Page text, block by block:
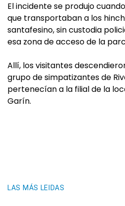
El incidente se produjo
que transportaban a los
santafesino, sin custodia
esa zona de acceso de la
Allí, los visitantes
grupo de simpatizantes de
pertenecían a la filial de la
Garín.
LAS MÁS LEIDAS